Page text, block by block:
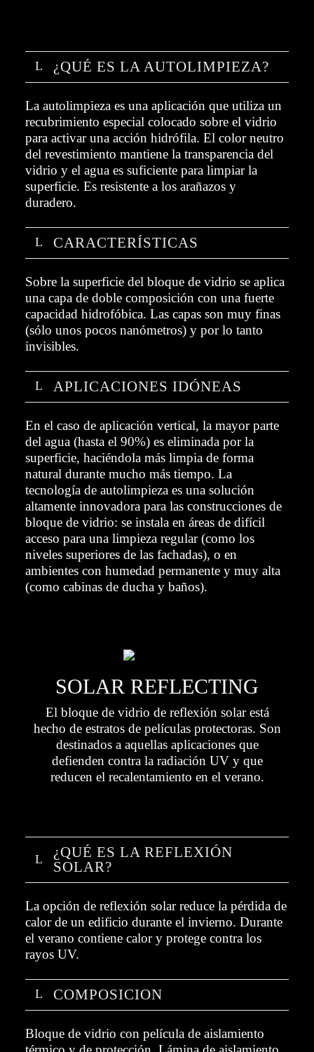
¿QUÉ ES LA AUTOLIMPIEZA?
La autolimpieza es una aplicación que utiliza un
recubrimiento especial colocado sobre el vidrio
para activar una acción hidrófila. El color neutro
del revestimiento mantiene la transparencia del
vidrio y el agua es suficiente para limpiar la
superficie. Es resistente a los arañazos y
duradero.
CARACTERÍSTICAS
Sobre la superficie del bloque de vidrio se aplica
una capa de doble composición con una fuerte
capacidad hidrofóbica. Las capas son muy finas
(sólo unos pocos nanómetros) y por lo tanto
invisibles.
APLICACIONES IDÓNEAS
En el caso de aplicación vertical, la mayor parte
del agua (hasta el 90%) es eliminada por la
superficie, haciéndola más limpia de forma
natural durante mucho más tiempo. La
tecnología de autolimpieza es una solución
altamente innovadora para las construcciones de
bloque de vidrio: se instala en áreas de difícil
acceso para una limpieza regular (como los
niveles superiores de las fachadas), o en
ambientes con humedad permanente y muy alta
(como cabinas de ducha y baños).
SOLAR REFLECTING
El bloque de vidrio de reflexión solar está
hecho de estratos de películas protectoras. Son
destinados a aquellas aplicaciones que
defienden contra la radiación UV y que
reducen el recalentamiento en el verano.
¿QUÉ ES LA REFLEXIÓN
SOLAR?
La opción de reflexión solar reduce la pérdida de
calor de un edificio durante el invierno. Durante
el verano contiene calor y protege contra los
rayos UV.
COMPOSICION
Bloque de vidrio con película de aislamiento